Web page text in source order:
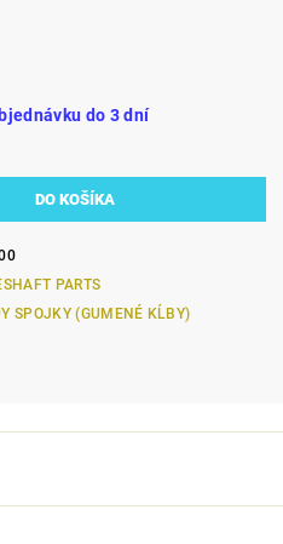
do 3 dní
PARTS
SPOJKY (GUMENÉ KĹBY)